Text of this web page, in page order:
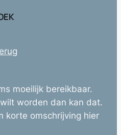
moeilijk bereikbaar.
worden dan kan dat.
korte omschrijving hier